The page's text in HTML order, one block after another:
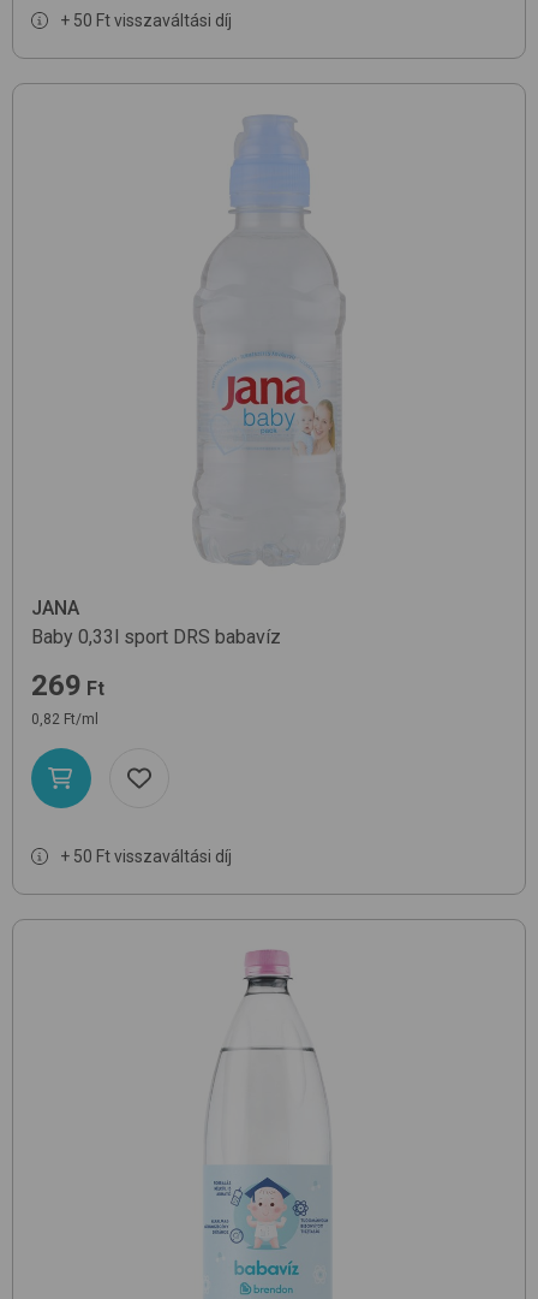
+ 50 Ft visszaváltási díj
JANA
Baby 0,33l sport DRS babavíz
269 Ft
0,82 Ft/ml
+ 50 Ft visszaváltási díj